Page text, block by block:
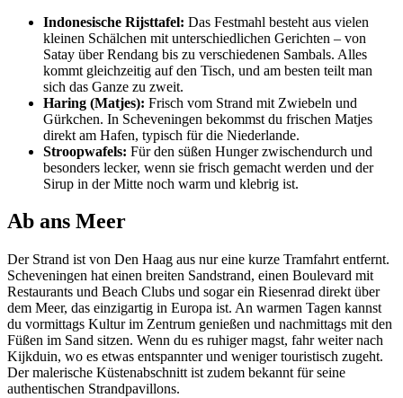
Indonesische Rijsttafel: Das Festmahl besteht aus vielen
kleinen Schälchen mit unterschiedlichen Gerichten – von
Satay über Rendang bis zu verschiedenen Sambals. Alles
kommt gleichzeitig auf den Tisch, und am besten teilt man
sich das Ganze zu zweit.
Haring (Matjes): Frisch vom Strand mit Zwiebeln und
Gürkchen. In Scheveningen bekommst du frischen Matjes
direkt am Hafen, typisch für die Niederlande.
Stroopwafels: Für den süßen Hunger zwischendurch und
besonders lecker, wenn sie frisch gemacht werden und der
Sirup in der Mitte noch warm und klebrig ist.
Ab ans Meer
Der Strand ist von Den Haag aus nur eine kurze Tramfahrt entfernt.
Scheveningen hat einen breiten Sandstrand, einen Boulevard mit
Restaurants und Beach Clubs und sogar ein Riesenrad direkt über
dem Meer, das einzigartig in Europa ist. An warmen Tagen kannst
du vormittags Kultur im Zentrum genießen und nachmittags mit den
Füßen im Sand sitzen. Wenn du es ruhiger magst, fahr weiter nach
Kijkduin, wo es etwas entspannter und weniger touristisch zugeht.
Der malerische Küstenabschnitt ist zudem bekannt für seine
authentischen Strandpavillons.